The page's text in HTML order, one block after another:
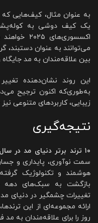
به عنوان مثال، کیف‌هایی که
یک کیف دوشی به
می‌توانند به عنوان دستبند،
بین علاقه‌مندان به مد جایگاه
این روند نشان‌دهنده
به‌طوری‌که اکنون ترجیح
زیبایی، کاربردهای متنوعی
نتیجه‌گیری
۱۰ ترند برتر دنیای مد در سال ۲۰۲۵
سمت نوآوری، پایداری و
هوشمند و تکنولوژیک
تغییرات چشمگیر در دنیای
ارائه مجموعه‌ای از این
روز را برای علاقه‌مندان به